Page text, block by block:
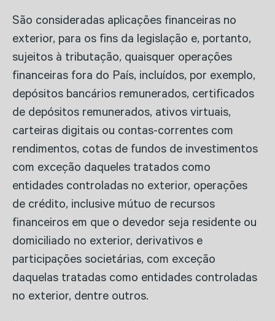
São consideradas aplicações financeiras no
exterior, para os fins da legislação e, portanto,
sujeitos à tributação, quaisquer operações
financeiras fora do País, incluídos, por exemplo,
depósitos bancários remunerados, certificados
de depósitos remunerados, ativos virtuais,
carteiras digitais ou contas-correntes com
rendimentos, cotas de fundos de investimentos
com exceção daqueles tratados como
entidades controladas no exterior, operações
de crédito, inclusive mútuo de recursos
financeiros em que o devedor seja residente ou
domiciliado no exterior, derivativos e
participações societárias, com exceção
daquelas tratadas como entidades controladas
no exterior, dentre outros.